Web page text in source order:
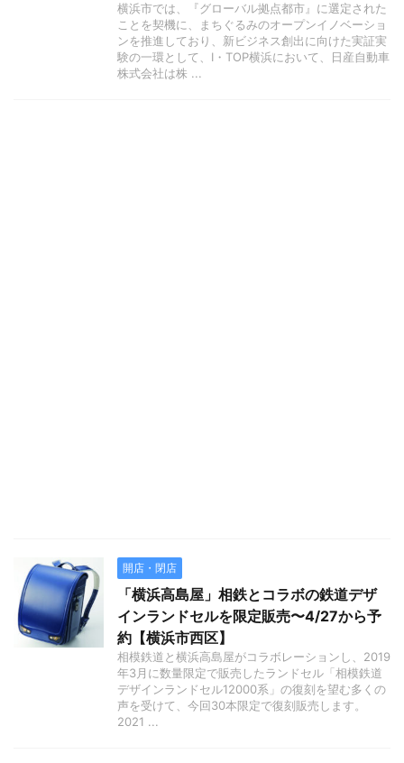
横浜市では、『グローバル拠点都市』に選定された
ことを契機に、まちぐるみのオープンイノベーショ
ンを推進しており、新ビジネス創出に向けた実証実
験の一環として、I・TOP横浜において、日産自動車
株式会社は株 ...
開店・閉店
「横浜高島屋」相鉄とコラボの鉄道デザ
インランドセルを限定販売〜4/27から予
約【横浜市西区】
相模鉄道と横浜高島屋がコラボレーションし、2019
年3月に数量限定で販売したランドセル「相模鉄道
デザインランドセル12000系」の復刻を望む多くの
声を受けて、今回30本限定で復刻販売します。
2021 ...